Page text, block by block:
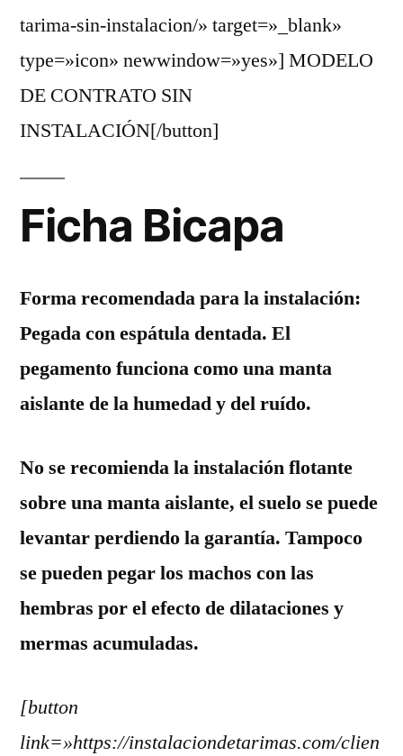
tarima-sin-instalacion/» target=»_blank»
type=»icon» newwindow=»yes»] MODELO
DE CONTRATO SIN
INSTALACIÓN[/button]
Ficha Bicapa
Forma recomendada para la instalación:
Pegada con espátula dentada. El
pegamento funciona como una manta
aislante de la humedad y del ruído.
No se recomienda la instalación flotante
sobre una manta aislante, el suelo se puede
levantar perdiendo la garantía. Tampoco
se pueden pegar los machos con las
hembras por el efecto de dilataciones y
mermas acumuladas.
[button
link=»https://instalaciondetarimas.com/clien